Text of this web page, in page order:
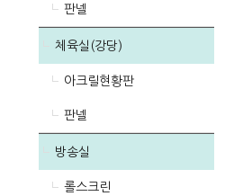
판넬
체육실(강당)
아크릴현황판
판넬
방송실
롤스크린